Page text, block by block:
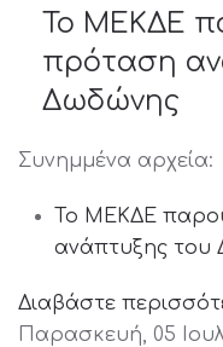
Το ΜΕΚΔΕ
πρόταση
Δωδώνης
Συνημμένα αρχεία:
Το ΜΕΚΔΕ
ανάπτυξης του
Διαβάστε
Παρασκευή, 05